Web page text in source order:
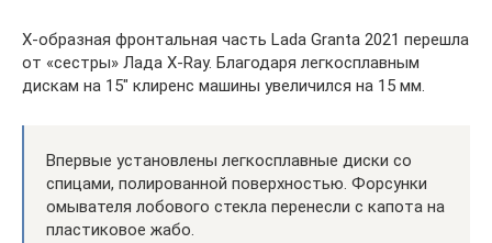
Х-образная фронтальная часть Lada Granta 2021 перешла
от «сестры» Лада X-Ray. Благодаря легкосплавным
дискам на 15″ клиренс машины увеличился на 15 мм.
Впервые установлены легкосплавные диски со
спицами, полированной поверхностью. Форсунки
омывателя лобового стекла перенесли с капота на
пластиковое жабо.